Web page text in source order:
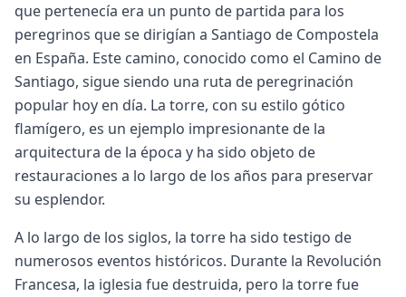
que pertenecía era un punto de partida para los
peregrinos que se dirigían a Santiago de Compostela
en España. Este camino, conocido como el Camino de
Santiago, sigue siendo una ruta de peregrinación
popular hoy en día. La torre, con su estilo gótico
flamígero, es un ejemplo impresionante de la
arquitectura de la época y ha sido objeto de
restauraciones a lo largo de los años para preservar
su esplendor.
A lo largo de los siglos, la torre ha sido testigo de
numerosos eventos históricos. Durante la Revolución
Francesa, la iglesia fue destruida, pero la torre fue